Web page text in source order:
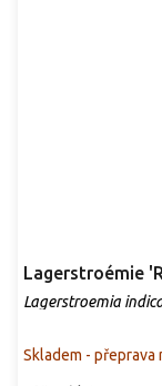
Lagerstroémie
Lagerstroemia
Skladem - přeprava